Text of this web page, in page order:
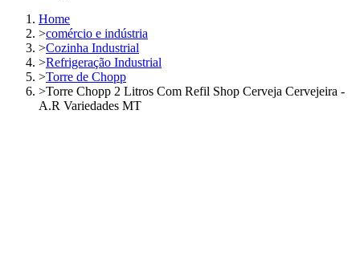
Home
>comércio e indústria
>Cozinha Industrial
>Refrigeração Industrial
>Torre de Chopp
>Torre Chopp 2 Litros Com Refil Shop Cerveja Cervejeira -
A.R Variedades MT